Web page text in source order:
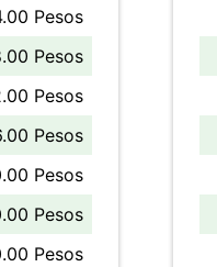
Pesos
Pesos
Pesos
Pesos
Pesos
Pesos
Pesos